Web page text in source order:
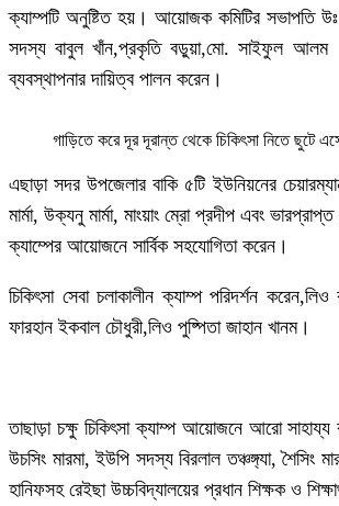
ক্যাম্পটি অনুষ্টিত হয়। আয়োজক কমিটির সভাপতি উঃ
সদস্য বাবুল খাঁন,প্রকৃতি বড়ুয়া,মো. সাইফুল আলম
ব্যবস্থাপনার দায়িত্ব পালন করেন।
গাড়িতে করে দূর দূরান্ত থেকে চিকিৎসা নিতে ছুটে
এছাড়া সদর উপজেলার বাকি ৫টি ইউনিয়নের
মার্মা, উক্যনু মার্মা, মাংয়াং ম্রো প্রদীপ এবং ভারপ্রাপ্ত
ক্যাম্পের আয়োজনে সার্বিক সহযোগিতা করেন।
চিকিৎসা সেবা চলাকালীন ক্যাম্প পরিদর্শন করেন,লিও
ফারহান ইকবাল চৌধুরী,লিও পুষ্পিতা জাহান খানম।
তাছাড়া চক্ষু চিকিৎসা ক্যাম্প আয়োজনে আরো
উচসিং মারমা, ইউপি সদস্য বিরলাল তঞ্চঙ্গ্যা, শৈসিং
হানিফসহ রেইছা উচ্চবিদ্যালয়ের প্রধান শিক্ষক ও